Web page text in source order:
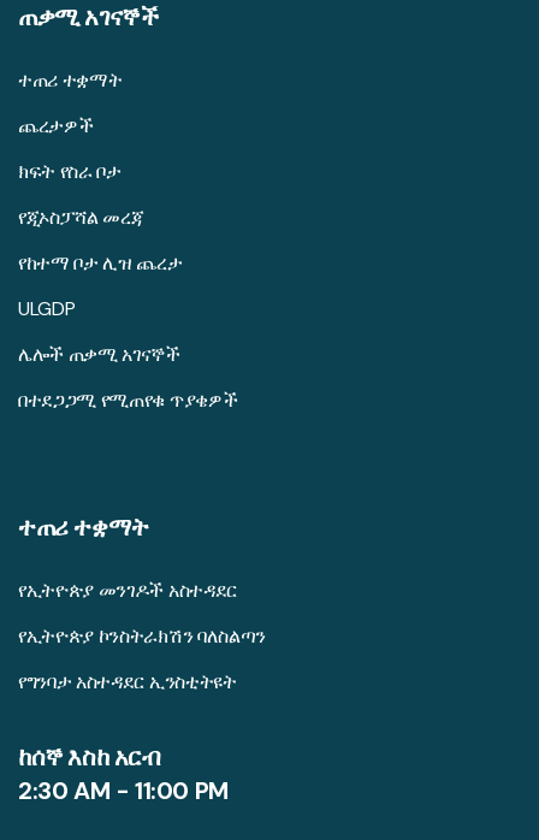
ጠቃሚ አገናኞች
ተጠሪ ተቋማት
ጨረታዎች
ክፍት የስራ ቦታ
የጂኦስፓሻል መረጃ
የከተማ ቦታ ሊዝ ጨረታ
ULGDP
ሌሎች ጠቃሚ አገናኞች
በተደጋጋሚ የሚጠየቁ ጥያቄዎች
ተጠሪ ተቋማት
የኢትዮጵያ መንገዶች አስተዳደር
የኢትዮጵያ ኮንስትራክሽን ባለስልጣን
የግንባታ አስተዳደር ኢንስቲትዩት
ከሰኞ እስከ አርብ
2:30 AM - 11:00 PM